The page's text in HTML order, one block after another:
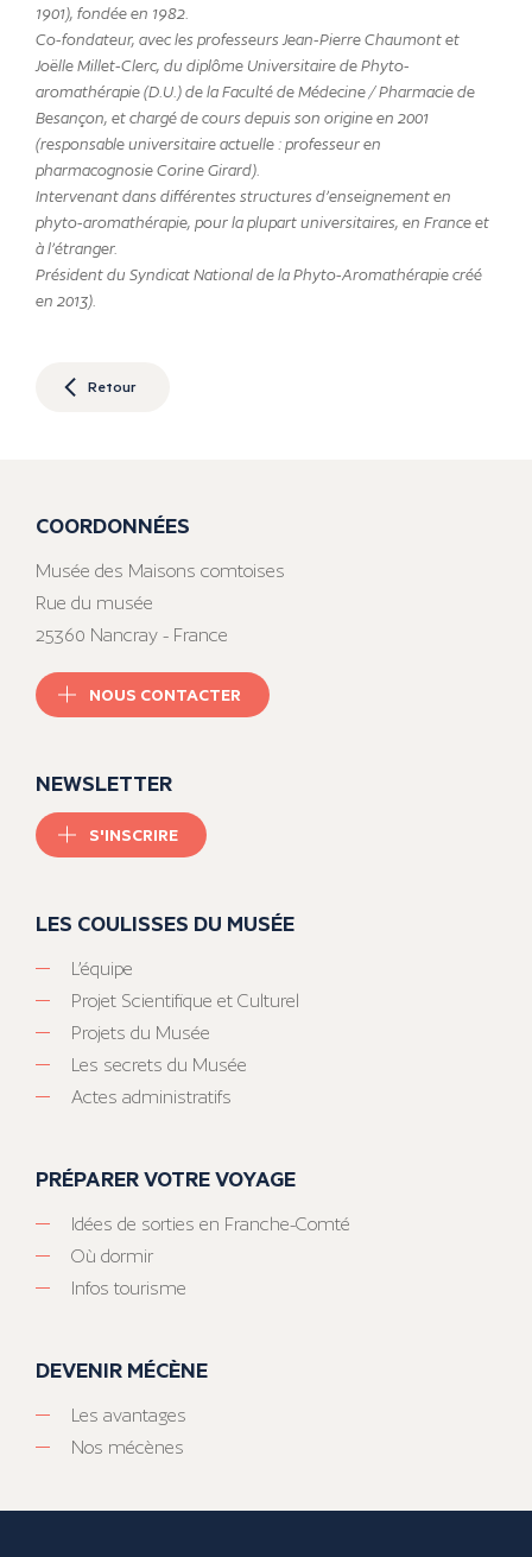
1901), fondée en 1982.
Co-fondateur, avec les professeurs Jean-Pierre Chaumont et
Joëlle Millet-Clerc, du diplôme Universitaire de Phyto-
aromathérapie (D.U.) de la Faculté de Médecine / Pharmacie de
Besançon, et chargé de cours depuis son origine en 2001
(responsable universitaire actuelle : professeur en
pharmacognosie Corine Girard).
Intervenant dans différentes structures d’enseignement en
phyto-aromathérapie, pour la plupart universitaires, en France et
à l’étranger.
Président du Syndicat National de la Phyto-Aromathérapie créé
en 2013).
Retour
COORDONNÉES
Musée des Maisons comtoises
Rue du musée
25360 Nancray - France
NOUS CONTACTER
NEWSLETTER
S'INSCRIRE
LES COULISSES DU MUSÉE
L’équipe
Projet Scientifique et Culturel
Projets du Musée
Les secrets du Musée
Actes administratifs
PRÉPARER VOTRE VOYAGE
Idées de sorties en Franche-Comté
Où dormir
Infos tourisme
DEVENIR MÉCÈNE
Les avantages
Nos mécènes